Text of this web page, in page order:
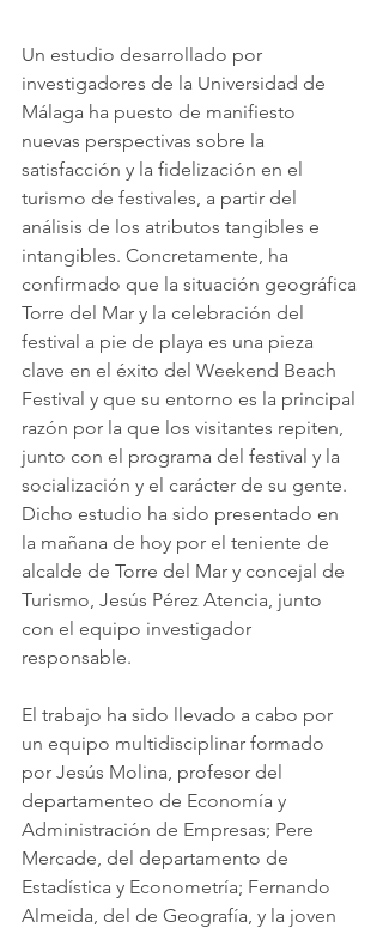
Un estudio desarrollado por
investigadores de la Universidad de
Málaga ha puesto de manifiesto
nuevas perspectivas sobre la
satisfacción y la fidelización en el
turismo de festivales, a partir del
análisis de los atributos tangibles e
intangibles. Concretamente, ha
confirmado que la situación geográfica
Torre del Mar y la celebración del
festival a pie de playa es una pieza
clave en el éxito del Weekend Beach
Festival y que su entorno es la principal
razón por la que los visitantes repiten,
junto con el programa del festival y la
socialización y el carácter de su gente.
Dicho estudio ha sido presentado en
la mañana de hoy por el teniente de
alcalde de Torre del Mar y concejal de
Turismo, Jesús Pérez Atencia, junto
con el equipo investigador
responsable.
El trabajo ha sido llevado a cabo por
un equipo multidisciplinar formado
por Jesús Molina, profesor del
departamenteo de Economía y
Administración de Empresas; Pere
Mercade, del departamento de
Estadística y Econometría; Fernando
Almeida, del de Geografía, y la joven